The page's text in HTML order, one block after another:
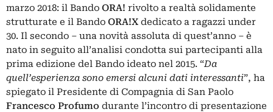
marzo 2018: il Bando ORA! rivolto a realtà solidamente
strutturate e il Bando ORA!X dedicato a ragazzi under
30. Il secondo – una novità assoluta di quest’anno – è
nato in seguito all’analisi condotta sui partecipanti alla
prima edizione del Bando ideato nel 2015. “Da
quell’esperienza sono emersi alcuni dati interessanti”, ha
spiegato il Presidente di Compagnia di San Paolo
Francesco Profumo durante l’incontro di presentazione